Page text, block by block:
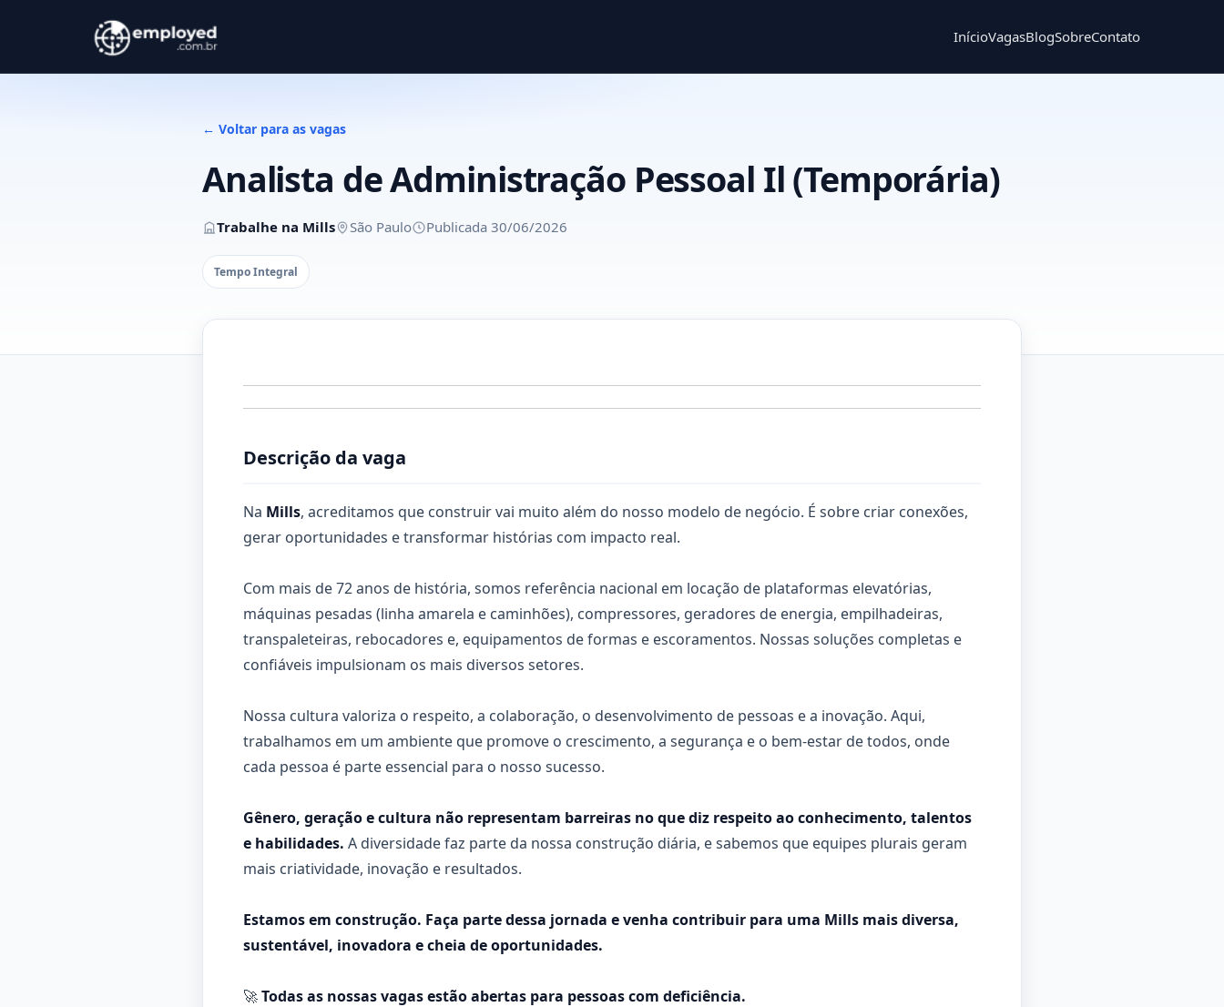
InícioVagasBlogSobreContato
← Voltar para as vagas
Analista de Administração Pessoal Il (Temporária)
Trabalhe na Mills São Paulo Publicada 30/06/2026
Tempo Integral
Descrição da vaga
Na Mills, acreditamos que construir vai muito além do nosso modelo de negócio. É sobre criar conexões,
gerar oportunidades e transformar histórias com impacto real.
Com mais de 72 anos de história, somos referência nacional em locação de plataformas elevatórias,
máquinas pesadas (linha amarela e caminhões), compressores, geradores de energia, empilhadeiras,
transpaleteiras, rebocadores e, equipamentos de formas e escoramentos. Nossas soluções completas e
confiáveis impulsionam os mais diversos setores.
Nossa cultura valoriza o respeito, a colaboração, o desenvolvimento de pessoas e a inovação. Aqui,
trabalhamos em um ambiente que promove o crescimento, a segurança e o bem-estar de todos, onde
cada pessoa é parte essencial para o nosso sucesso.
Gênero, geração e cultura não representam barreiras no que diz respeito ao conhecimento, talentos
e habilidades. A diversidade faz parte da nossa construção diária, e sabemos que equipes plurais geram
mais criatividade, inovação e resultados.
Estamos em construção. Faça parte dessa jornada e venha contribuir para uma Mills mais diversa,
sustentável, inovadora e cheia de oportunidades.
🚀Todas as nossas vagas estão abertas para pessoas com deficiência.